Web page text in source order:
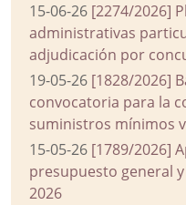
15-06-26 [2274/2026]
administrativas
adjudicación por
19-05-26 [1828/2026]
convocatoria para la
suministros mínimos
15-05-26 [1789/2026]
presupuesto general
2026